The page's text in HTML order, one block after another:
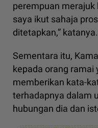
perempuan
saya ikut sahaja
ditetapkan,” katanya.
Sementara itu,
kepada orang ramai
memberikan kata-
terhadapnya dalam
hubungan dia dan